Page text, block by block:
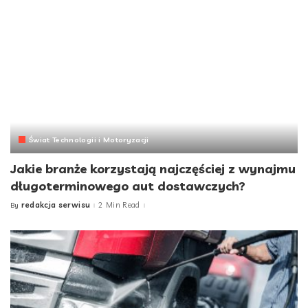
Świat Technologii i Motoryzacji
Jakie branże korzystają najczęściej z wynajmu
długoterminowego aut dostawczych?
Posted
By redakcja serwisu 2 Min Read